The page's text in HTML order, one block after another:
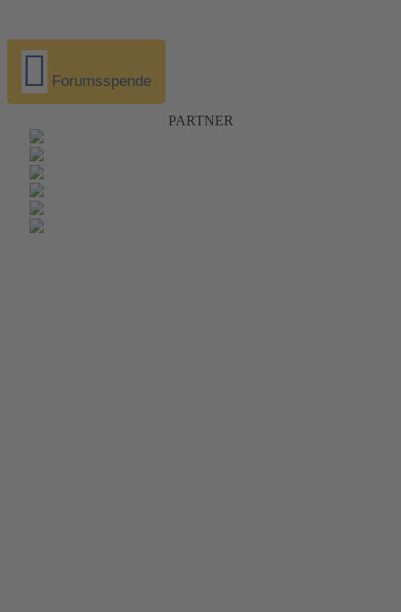
Forumsspende
PARTNER